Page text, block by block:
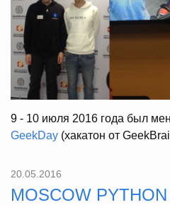
9 - 10 июля 2016 года был
GeekDay (хакатон от
20.05.2016
MOSCOW